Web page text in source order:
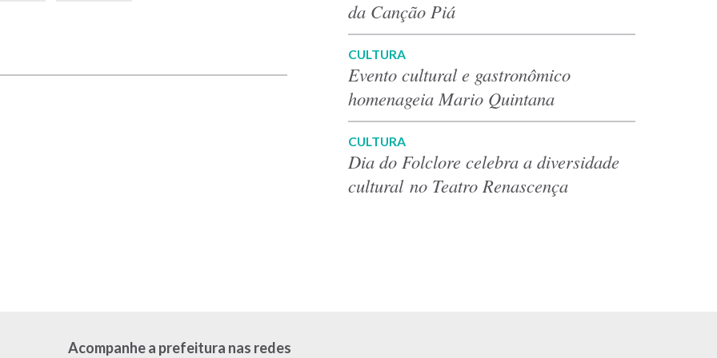
da Canção Piá
CULTURA
Evento cultural e gastronômico
homenageia Mario Quintana
CULTURA
Dia do Folclore celebra a diversidade
cultural no Teatro Renascença
Acompanhe a prefeitura nas redes